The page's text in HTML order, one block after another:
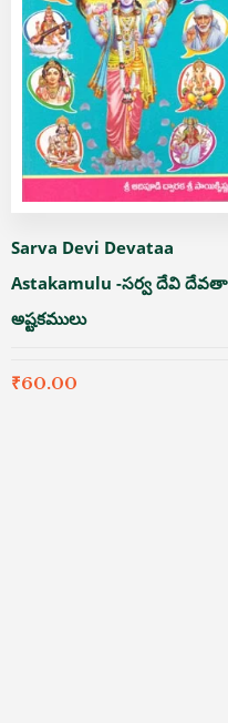
Sarva Devi Devataa
Astakamulu -సర్వ దేవి దేవతా
అష్టకములు
₹60.00